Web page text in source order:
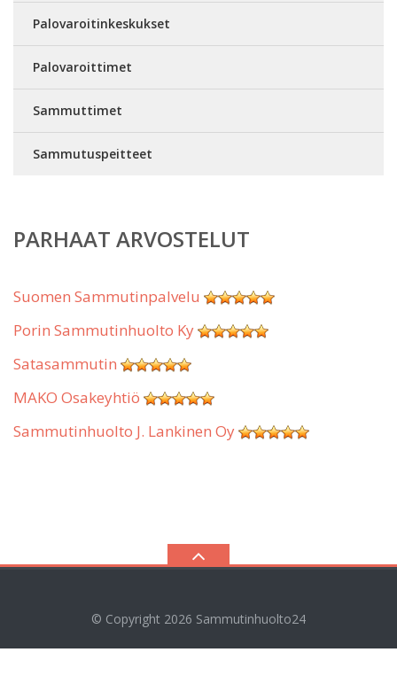
Palovaroitinkeskukset
Palovaroittimet
Sammuttimet
Sammutuspeitteet
PARHAAT ARVOSTELUT
Suomen Sammutinpalvelu
Porin Sammutinhuolto Ky
Satasammutin
MAKO Osakeyhtiö
Sammutinhuolto J. Lankinen Oy
© Copyright 2026 Sammutinhuolto24